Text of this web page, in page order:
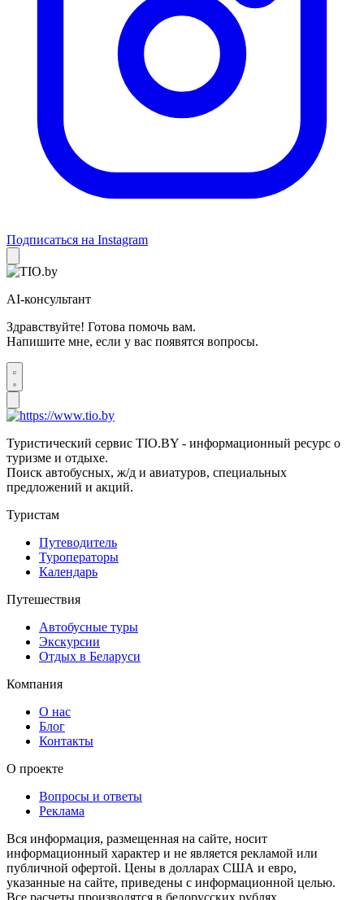
Подписаться на Instagram
AI-консультант
Здравствуйте! Готова помочь вам.
Напишите мне, если у вас появятся вопросы.
Туристический сервис TIO.BY - информационный ресурс о
туризме и отдыхе.
Поиск автобусных, ж/д и авиатуров, специальных
предложений и акций.
Туристам
Путеводитель
Туроператоры
Календарь
Путешествия
Автобусные туры
Экскурсии
Отдых в Беларуси
Компания
О нас
Блог
Контакты
О проекте
Вопросы и ответы
Реклама
Вся информация, размещенная на сайте, носит
информационный характер и не является рекламой или
публичной офертой. Цены в долларах США и евро,
указанные на сайте, приведены с информационной целью.
Все расчеты производятся в белорусских рублях.